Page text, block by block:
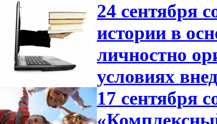
24 сентября
истории в
личностно
условиях
17 сентября